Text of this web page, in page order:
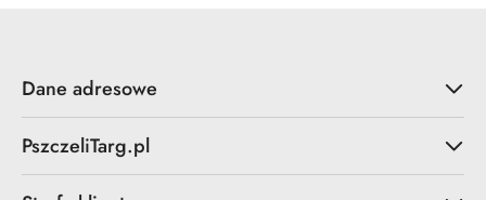
Dane adresowe
PszczeliTarg.pl